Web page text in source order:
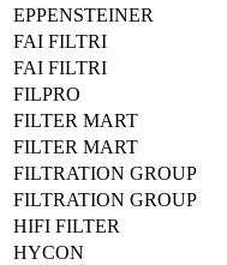
EPPENSTEINER
FAI FILTRI
FAI FILTRI
FILPRO
FILTER MART
FILTER MART
FILTRATION GROUP
FILTRATION GROUP
HIFI FILTER
HYCON